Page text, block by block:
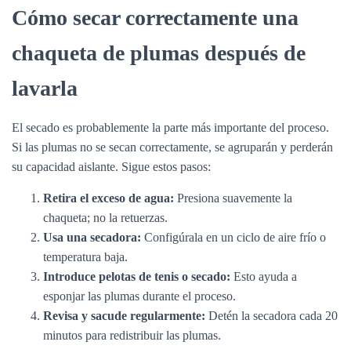
Cómo secar correctamente una
chaqueta de plumas después de
lavarla
El secado es probablemente la parte más importante del proceso.
Si las plumas no se secan correctamente, se agruparán y perderán
su capacidad aislante. Sigue estos pasos:
Retira el exceso de agua: Presiona suavemente la
chaqueta; no la retuerzas.
Usa una secadora: Configúrala en un ciclo de aire frío o
temperatura baja.
Introduce pelotas de tenis o secado: Esto ayuda a
esponjar las plumas durante el proceso.
Revisa y sacude regularmente: Detén la secadora cada 20
minutos para redistribuir las plumas.